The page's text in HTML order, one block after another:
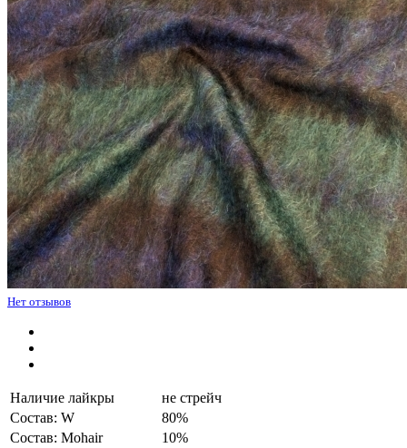
Нет отзывов
Наличие лайкры
не стрейч
Состав: W
80%
Состав: Mohair
10%